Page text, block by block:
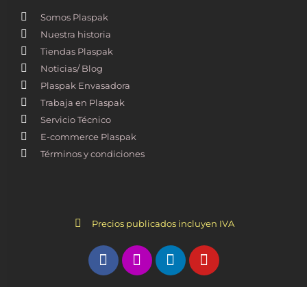
Somos Plaspak
Nuestra historia
Tiendas Plaspak
Noticias/ Blog
Plaspak Envasadora
Trabaja en Plaspak
Servicio Técnico
E-commerce Plaspak
Términos y condiciones
Precios publicados incluyen IVA